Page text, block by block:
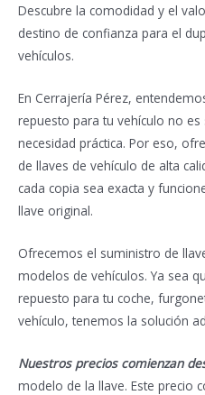
Descubre la comodidad y el
destino de confianza para el
vehículos.
En Cerrajería Pérez,
repuesto para tu vehículo no
necesidad práctica. Por eso,
de llaves de vehículo de alta
cada copia sea exacta y
llave original.
Ofrecemos el suministro de
modelos de vehículos. Ya sea
repuesto para tu coche,
vehículo, tenemos la solución
Nuestros precios comienzan
modelo de la llave. Este precio